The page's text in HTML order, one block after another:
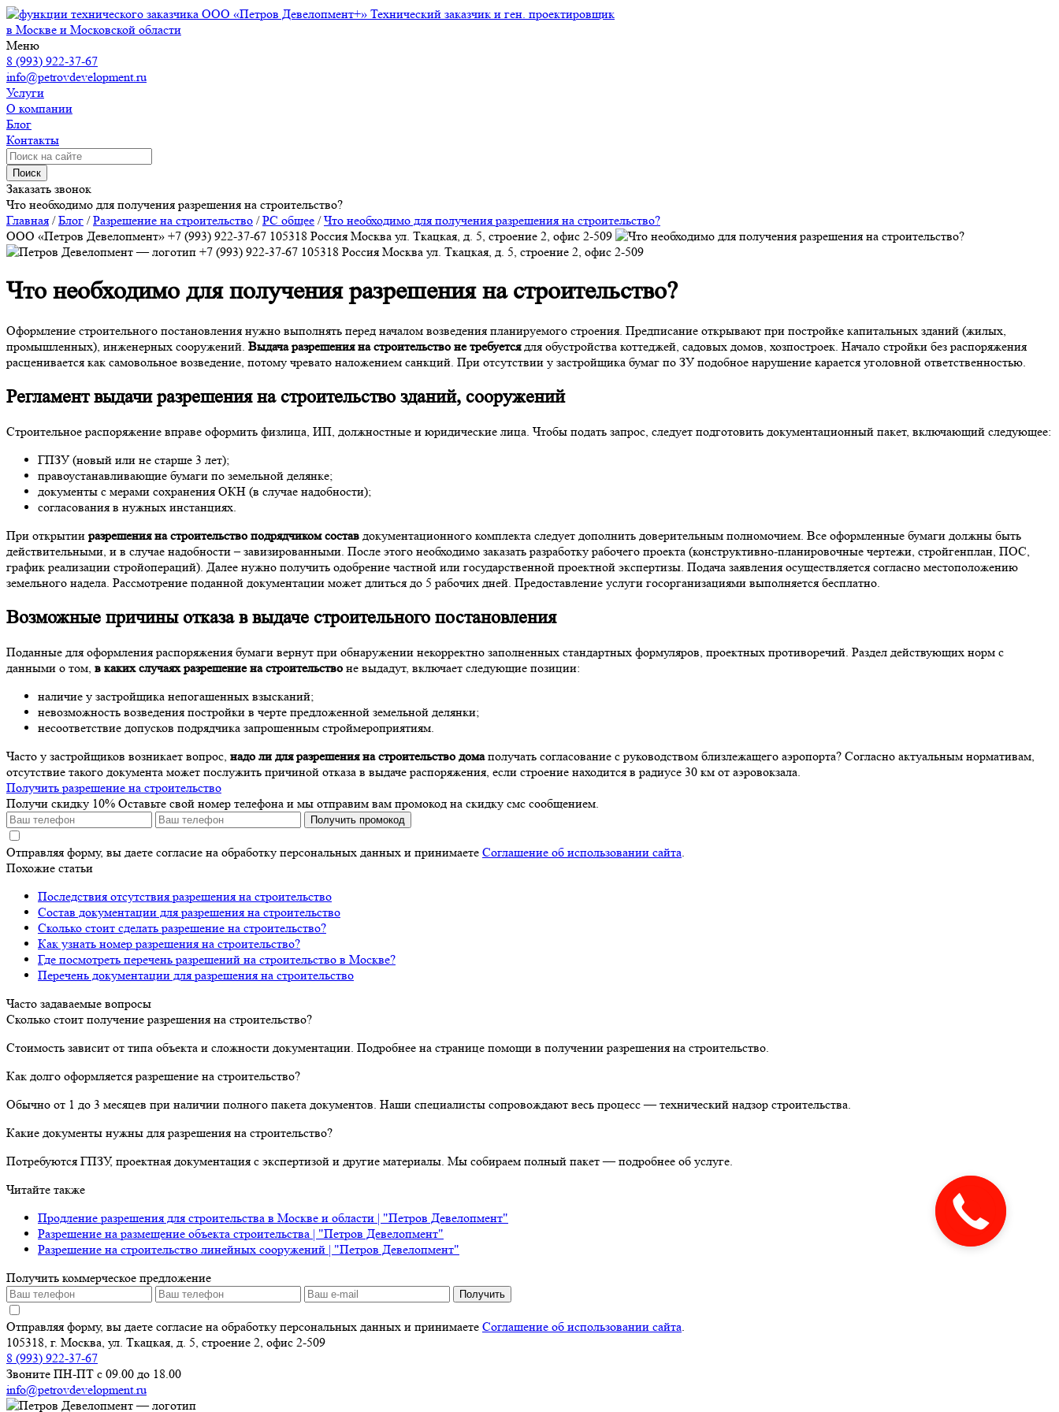
ООО «Петров Девелопмент+» Технический заказчик и ген. проектировщик
в Москве и Московской области
Меню
8 (993) 922-37-67
info@petrovdevelopment.ru
Услуги
О компании
Блог
Контакты
Поиск
Заказать звонок
Что необходимо для получения разрешения на строительство?
Главная /Блог /Разрешение на строительство /РС общее /Что необходимо для получения разрешения на строительство?
ООО «Петров Девелопмент» +7 (993) 922-37-67 105318 Россия Москва ул. Ткацкая, д. 5, строение 2, офис 2-509
+7 (993) 922-37-67 105318 Россия Москва ул. Ткацкая, д. 5, строение 2, офис 2-509
Что необходимо для получения разрешения на строительство?
Оформление строительного постановления нужно выполнять перед началом возведения планируемого строения. Предписание открывают при постройке капитальных зданий (жилых,
промышленных), инженерных сооружений. Выдача разрешения на строительство не требуетсядля обустройства коттеджей, садовых домов, хозпостроек. Начало стройки без распоряжения
расценивается как самовольное возведение, потому чревато наложением санкций. При отсутствии у застройщика бумаг по ЗУ подобное нарушение карается уголовной ответственностью.
Регламент выдачи разрешения на строительствозданий, сооружений
Строительное распоряжение вправе оформить физлица, ИП, должностные и юридические лица. Чтобы подать запрос, следует подготовить документационный пакет, включающий следующее:
ГПЗУ (новый или не старше 3 лет);
правоустанавливающие бумаги по земельной делянке;
документы с мерами сохранения ОКН (в случае надобности);
согласования в нужных инстанциях.
При открытии разрешения на строительство подрядчиком состав документационного комплекта следует дополнить доверительным полномочием. Все оформленные бумаги должны быть
действительными, и в случае надобности – завизированными. После этого необходимо заказать разработку рабочего проекта (конструктивно-планировочные чертежи, стройгенплан, ПОС,
график реализации стройопераций). Далее нужно получить одобрение частной или государственной проектной экспертизы. Подача заявления осуществляется согласно местоположению
земельного надела. Рассмотрение поданной документации может длиться до 5 рабочих дней. Предоставление услуги госорганизациями выполняется бесплатно.
Возможные причины отказа в выдаче строительного постановления
Поданные для оформления распоряжения бумаги вернут при обнаружении некорректно заполненных стандартных формуляров, проектных противоречий. Раздел действующих норм с
данными о том, в каких случаях разрешение на строительство не выдадут, включает следующие позиции:
наличие у застройщика непогашенных взысканий;
невозможность возведения постройки в черте предложенной земельной делянки;
несоответствие допусков подрядчика запрошенным строймероприятиям.
Часто у застройщиков возникает вопрос, надо ли для разрешения на строительство домаполучать согласование с руководством близлежащего аэропорта? Согласно актуальным нормативам,
отсутствие такого документа может послужить причиной отказа в выдаче распоряжения, если строение находится в радиусе 30 км от аэровокзала.
Получить разрешение на строительство
Получи скидку 10% Оставьте свой номер телефона и мы отправим вам промокод на скидку смс сообщением.
Получить промокод
Отправляя форму, вы даете согласие на обработку персональных данных и принимаете Соглашение об использовании сайта
Похожие статьи
Последствия отсутствия разрешения на строительство
Состав документации для разрешения на строительство
Сколько стоит сделать разрешение на строительство?
Как узнать номер разрешения на строительство?
Где посмотреть перечень разрешений на строительство в Москве?
Перечень документации для разрешения на строительство
Часто задаваемые вопросы
Сколько стоит получение разрешения на строительство?
Стоимость зависит от типа объекта и сложности документации. Подробнее на странице помощи в получении разрешения на строительство.
Как долго оформляется разрешение на строительство?
Обычно от 1 до 3 месяцев при наличии полного пакета документов. Наши специалисты сопровождают весь процесс — технический надзор строительства.
Какие документы нужны для разрешения на строительство?
Потребуются ГПЗУ, проектная документация с экспертизой и другие материалы. Мы собираем полный пакет — подробнее об услуге.
Читайте также
Продление разрешения для строительства в Москве и области | "Петров Девелопмент"
Разрешение на размещение объекта строительства | "Петров Девелопмент"
Разрешение на строительство линейных сооружений | "Петров Девелопмент"
Получить коммерческое предложение
Получить
Отправляя форму, вы даете согласие на обработку персональных данных и принимаете Соглашение об использовании сайта
105318, г. Москва, ул. Ткацкая, д. 5, строение 2, офис 2-509
8 (993) 922-37-67
Звоните ПН-ПТ с 09.00 до 18.00
info@petrovdevelopment.ru